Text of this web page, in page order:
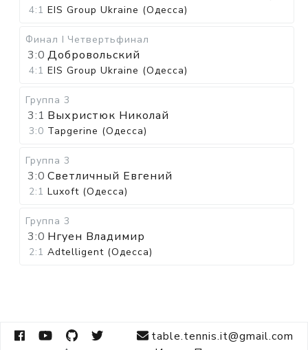
4:1 EIS Group Ukraine (Одесса)
Финал I Четвертьфинал
3:0 Добровольский
4:1 EIS Group Ukraine (Одесса)
Группа 3
3:1 Выхристюк Николай
3:0 Tapgerine (Одесса)
Группа 3
3:0 Светличный Евгений
2:1 Luxoft (Одесса)
Группа 3
3:0 Нгуен Владимир
2:1 Adtelligent (Одесса)
table.tennis.it@gmail.com